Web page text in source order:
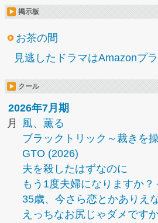
掲示板
お茶の間
見逃したドラマはAmazonプ
クール
2026年7月期
月
風、薫る
ブラックトリック～裁きを
GTO (2026)
夫を殺したはずなのに
もう1度夫婦になりますか？
35歳、今さら恋とかありえ
えっちなお尻じゃダメです